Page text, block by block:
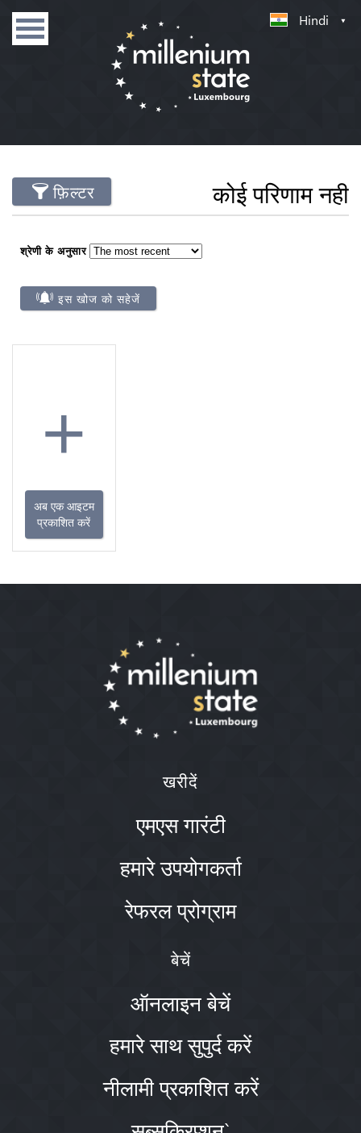
Hindi
फ़िल्टर कोई परिणाम नही
श्रेणी के अनुसार
इस खोज को सहेजें
+
अब एक आइटम
प्रकाशित करें
खरीदें
एमएस गारंटी
हमारे उपयोगकर्ता
रेफरल प्रोग्राम
बेचें
ऑनलाइन बेचें
हमारे साथ सुपुर्द करें
नीलामी प्रकाशित करें